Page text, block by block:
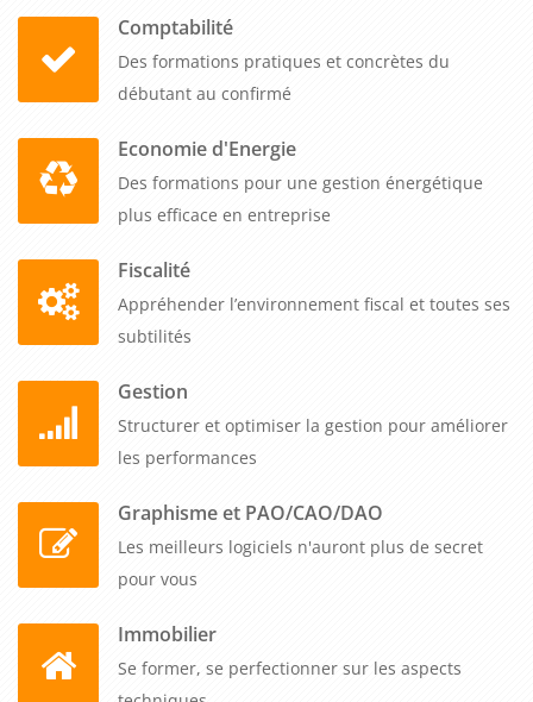
Comptabilité
Des formations pratiques et concrètes du
débutant au confirmé
Economie d'Energie
Des formations pour une gestion énergétique
plus efficace en entreprise
Fiscalité
Appréhender l’environnement fiscal et toutes ses
subtilités
Gestion
Structurer et optimiser la gestion pour améliorer
les performances
Graphisme et PAO/CAO/DAO
Les meilleurs logiciels n'auront plus de secret
pour vous
Immobilier
Se former, se perfectionner sur les aspects